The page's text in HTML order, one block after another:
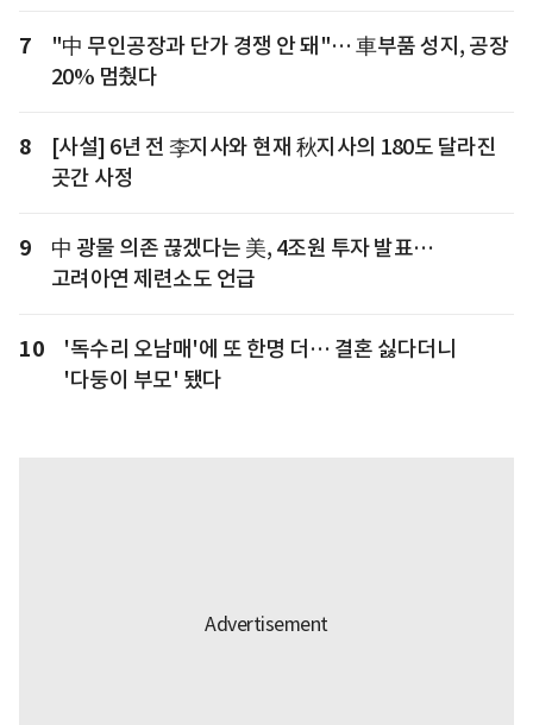
7
"中 무인공장과 단가 경쟁 안 돼"… 車부품 성지, 공장
20% 멈췄다
8
[사설] 6년 전 李지사와 현재 秋지사의 180도 달라진
곳간 사정
9
中 광물 의존 끊겠다는 美, 4조원 투자 발표…
고려아연 제련소도 언급
10
'독수리 오남매'에 또 한명 더… 결혼 싫다더니
'다둥이 부모' 됐다